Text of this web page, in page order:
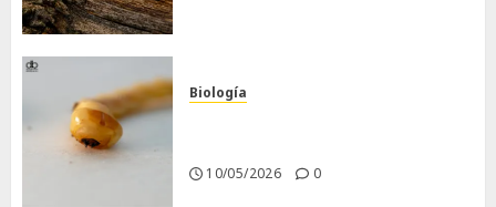
Biología
10/05/2026 0